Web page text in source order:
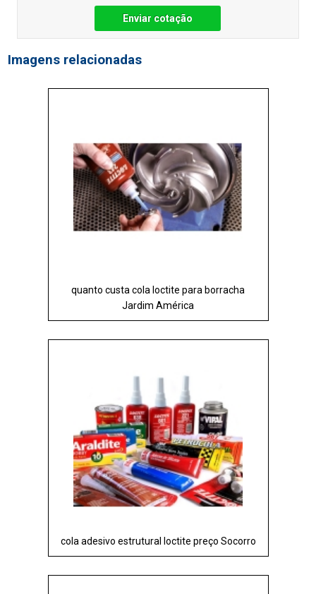
Enviar cotação
Imagens relacionadas
quanto custa cola loctite para borracha
Jardim América
cola adesivo estrutural loctite preço Socorro